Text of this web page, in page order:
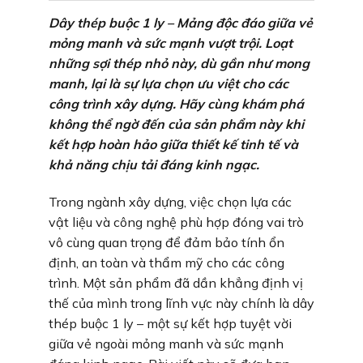
Dây thép buộc 1 ly – Mảng độc đáo giữa vẻ
mỏng manh và sức mạnh vượt trội. Loạt
những sợi thép nhỏ này, dù gần như mong
manh, lại là sự lựa chọn ưu việt cho các
công trình xây dựng. Hãy cùng khám phá
không thể ngờ đến của sản phẩm này khi
kết hợp hoàn hảo giữa thiết kế tinh tế và
khả năng chịu tải đáng kinh ngạc.
Trong ngành xây dựng, việc chọn lựa các
vật liệu và công nghệ phù hợp đóng vai trò
vô cùng quan trọng để đảm bảo tính ổn
định, an toàn và thẩm mỹ cho các công
trình. Một sản phẩm đã dần khẳng định vị
thế của mình trong lĩnh vực này chính là dây
thép buộc 1 ly – một sự kết hợp tuyệt vời
giữa vẻ ngoài mỏng manh và sức mạnh